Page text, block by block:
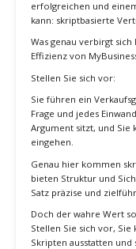
Geschäftsberatung
man kontinuierlich
Aber keine Sorge, mit
Geschäftsberatung
die direkte
die leicht skalierbar
deine
In der komplexen
entscheidenden